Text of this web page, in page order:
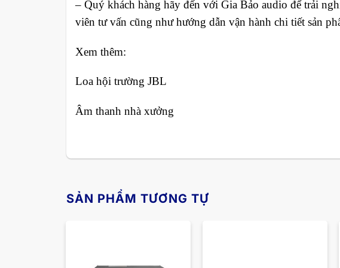
– Quý khách hàng hãy đến với Gia Bảo audio để trải
viên tư vấn cũng như hướng dẫn vận hành chi tiết sản
Xem thêm:
Loa hội trường JBL
Âm thanh nhà xưởng
SẢN PHẨM TƯƠNG TỰ